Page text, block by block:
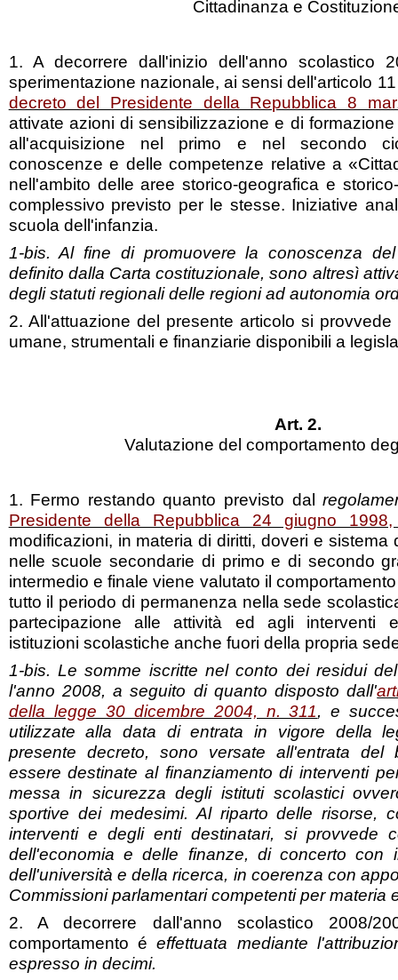
Cittadinanza e
1. A decorrere dall'inizio dell'anno scolastico
sperimentazione nazionale, ai sensi dell'articolo
decreto del Presidente della Repubblica 8
attivate azioni di sensibilizzazione e di
all'acquisizione nel primo e nel secondo
conoscenze e delle competenze relative a
nell'ambito delle aree storico-geografica e
complessivo previsto per le stesse. Iniziative
scuola dell'infanzia.
1-bis. Al fine di promuovere la conoscenza del
definito dalla Carta costituzionale, sono altresì
degli statuti regionali delle regioni ad autonomia
2. All'attuazione del presente articolo si
umane, strumentali e finanziarie disponibili a
Art. 2.
Valutazione del comportamento
1. Fermo restando quanto previsto dal
Presidente della Repubblica 24 giugno
modificazioni, in materia di diritti, doveri e sistema
nelle scuole secondarie di primo e di secondo
intermedio e finale viene valutato il
tutto il periodo di permanenza nella sede
partecipazione alle attività ed agli interventi
istituzioni scolastiche anche fuori della propria
1-bis. Le somme iscritte nel conto dei residui
l'anno 2008, a seguito di quanto disposto dall'
della legge 30 dicembre 2004, n. 311, e
utilizzate alla data di entrata in vigore della
presente decreto, sono versate all'entrata del
essere destinate al finanziamento di interventi
messa in sicurezza degli istituti scolastici
sportive dei medesimi. Al riparto delle risorse,
interventi e degli enti destinatari, si provvede
dell'economia e delle finanze, di concerto con
dell'università e della ricerca, in coerenza con
Commissioni parlamentari competenti per materia
2. A decorrere dall'anno scolastico 2008/
comportamento éeffettuata mediante
espresso in decimi.